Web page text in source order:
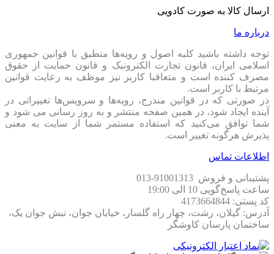
✅ ارسال سریع:
با کمترین زمان ممکن، محصول رو درب محل
تحویل بگیرید.
با توجه به تمام این قابلیت‌ها،
با کیفیت، بسیار اقتصادی و مقرون‌به‌صرفه هست.
نتیجه‌گیری: چرا این سرور یه انتخاب عالیه؟
🔹
اگه به دنبال یه سرور پرقدرت برای اجرای مجازی‌سازی و
پردازش سنگین هستید، این مدل کاملاً ایده‌آله.
🔹
سرور رو به یه گزینه‌ی بی‌رقیب تبدیل کرده.
🔹قیمت سرور DL380 G10
در مقایسه با امکانات فوق‌العاده‌ای که
ارائه میده، ارزش خرید بالایی داره.
پس اگه به فکر ارتقای زیرساخت‌های IT خودتون هستید، همین حالا
برایخرید سرور DL380 G10
ارسال کالا به صورت کادویی
درباره ما
توجه داشته باشید کلیه اصول و رویه‏‌ها منطبق با قوانین جمهوری
اسلامی ایران، قانون تجارت الکترونیک و قانون حمایت از حقوق
مصرف کننده است و متعاقبا کاربر نیز موظف به رعایت قوانین
مرتبط با کاربر است.
در صورتی که در قوانین مندرج، رویه‏‌ها و سرویس‏‌ها تغییراتی در
آینده ایجاد شود، در همین صفحه منتشر و به روز رسانی می شود و
شما توافق می‏‌کنید که استفاده مستمر شما از سایت به معنی
پذیرش هرگونه تغییر است.
اطلاعات تماس
پشتیبانی و فروش 91001313-013
ساعت پاسخ‌گویی 10 الی 19:00
کد پستی: 4173664844
آدرس: گیلان، رشت، چهار راه گلسار، خیابان جوان، نبش جوان یک،
ساختمان پارسان کاوشگر